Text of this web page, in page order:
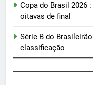
Copa do Brasil 2026
oitavas de final
Série B do
classificação